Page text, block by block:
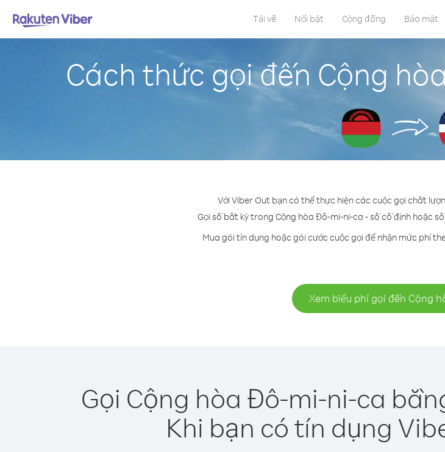
Tải về Nổi bật Cộng đồng Bảo mật
Cách thức gọi đến Cộng
Với Viber Out bạn có thể thực hiện các cuộc gọi chất
Gọi số bất kỳ trong Cộng hòa Đô-mi-ni-ca - số cố định hoặc
Mua gói tín dụng hoặc gói cước cuộc gọi để nhận mức phí
Xem biểu phí gọi đến Cộng
Gọi Cộng hòa Đô-mi-ni-ca
Khi bạn có tín dụng